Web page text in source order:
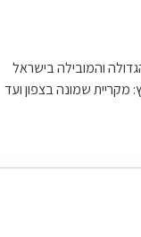
והמובילה בישראל
מקריית שמונה בצפון ועד